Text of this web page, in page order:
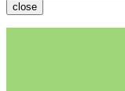
close